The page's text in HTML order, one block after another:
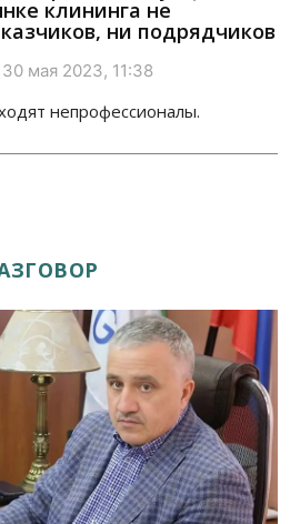
клининга не
ни подрядчиков
30 мая 2023, 11:38
непрофессионалы.